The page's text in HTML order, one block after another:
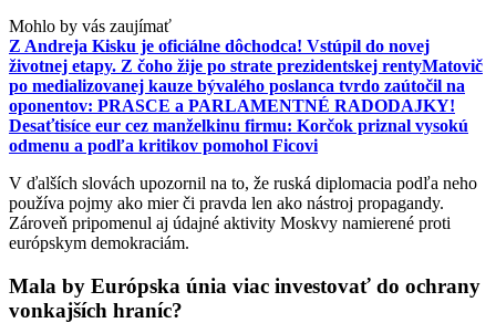
Mohlo by vás zaujímať
Z Andreja Kisku je oficiálne dôchodca! Vstúpil do novej
životnej etapy. Z čoho žije po strate prezidentskej rentyMatovič
po medializovanej kauze bývalého poslanca tvrdo zaútočil na
oponentov: PRASCE a PARLAMENTNÉ RADODAJKY!
Desaťtisíce eur cez manželkinu firmu: Korčok priznal vysokú
odmenu a podľa kritikov pomohol Ficovi
V ďalších slovách upozornil na to, že ruská diplomacia podľa neho
používa pojmy ako mier či pravda len ako nástroj propagandy.
Zároveň pripomenul aj údajné aktivity Moskvy namierené proti
európskym demokraciám.
Mala by Európska únia viac investovať do ochrany
vonkajších hraníc?